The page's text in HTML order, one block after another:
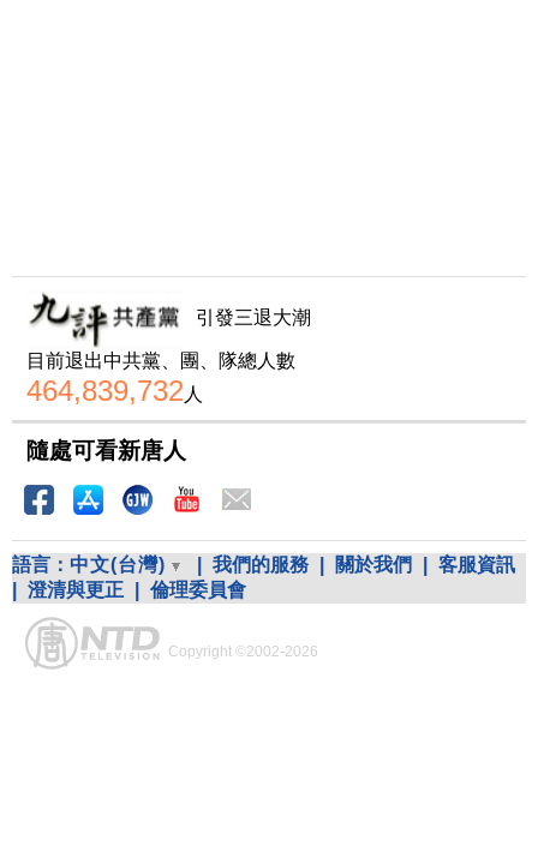
引發三退大潮
目前退出中共黨、團、隊總人數
464,839,732 人
隨處可看新唐人
語言： 中文(台灣) 我們的服務 關於我們
客服資訊
澄清與更正 倫理委員會
Copyright ©2002-2026